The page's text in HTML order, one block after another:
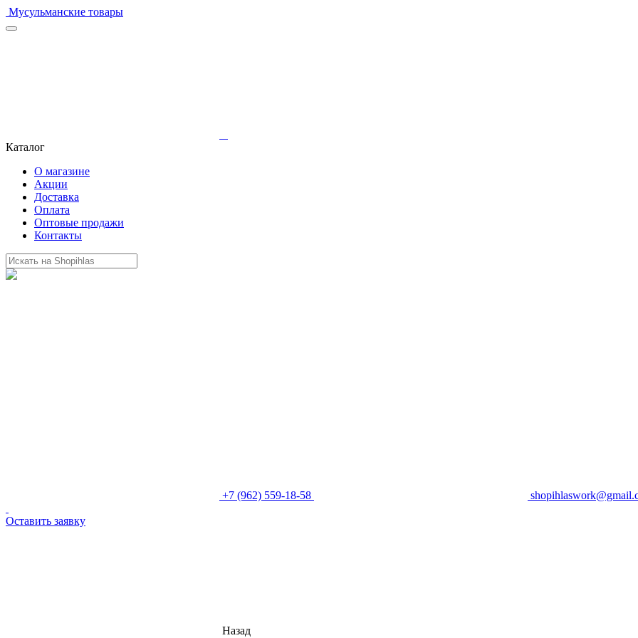
Мусульманские товары
Каталог
О магазине
Акции
Доставка
Оплата
Оптовые продажи
Контакты
+7 (962) 559-18-58
Оставить заявку
Назад